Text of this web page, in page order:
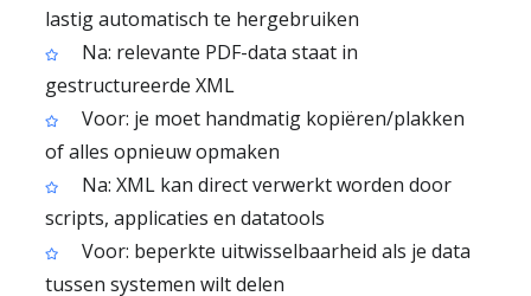
lastig automatisch te hergebruiken
Na: relevante PDF-data staat in
gestructureerde XML
Voor: je moet handmatig kopiëren/plakken
of alles opnieuw opmaken
Na: XML kan direct verwerkt worden door
scripts, applicaties en datatools
Voor: beperkte uitwisselbaarheid als je data
tussen systemen wilt delen